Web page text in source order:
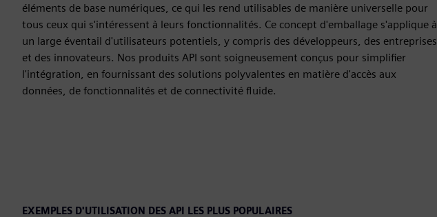
éléments de base numériques, ce qui les rend utilisables de manière universelle pour
tous ceux qui s'intéressent à leurs fonctionnalités. Ce concept d'emballage s'applique à
un large éventail d'utilisateurs potentiels, y compris des développeurs, des entreprises
et des innovateurs. Nos produits API sont soigneusement conçus pour simplifier
l'intégration, en fournissant des solutions polyvalentes en matière d'accès aux
données, de fonctionnalités et de connectivité fluide.
EXEMPLES D'UTILISATION DES API LES PLUS POPULAIRES